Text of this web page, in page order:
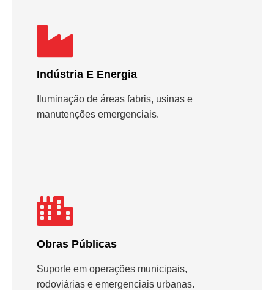
Indústria E Energia
Iluminação de áreas fabris, usinas e
manutenções emergenciais.
Obras Públicas
Suporte em operações municipais,
rodoviárias e emergenciais urbanas.